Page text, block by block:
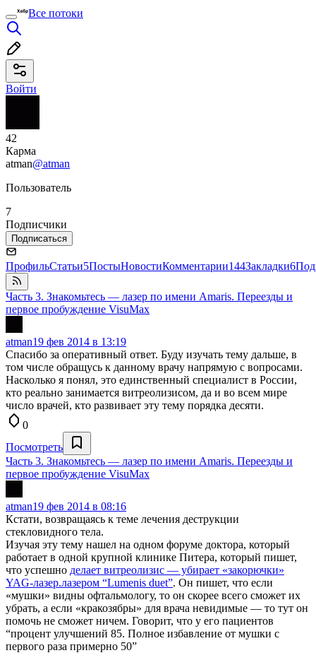
Все потоки
Войти
42
Карма
atman@atman
Пользователь
7
Подписчики
Подписаться
ПрофильСтатьи5ПостыНовостиКомментарии144Закладки6
Часть 3. Знакомьтесь — лазер по имени Amaris. Переезды и
первое пробуждение VisuMax
atman19 фев 2014 в 13:19
Спасибо за оперативный ответ. Буду изучать тему дальше, в
том числе обращусь к данному врачу напрямую с вопросами.
Насколько я понял, это единственный специалист в России,
кто реально занимается витреолизисом, да и во всем мире
число врачей, кто развивает эту тему порядка десяти.
0
Посмотреть
Часть 3. Знакомьтесь — лазер по имени Amaris. Переезды и
первое пробуждение VisuMax
atman19 фев 2014 в 08:16
Кстати, возвращаясь к теме лечения деструкции
стекловидного тела.
Изучая эту тему нашел на одном форуме доктора, который
работает в одной крупной клинике Питера, который пишет,
что успешно делает витреолизис — убирает «закорючки»
YAG-лазер.лазером “Lumenis duet”. Он пишет, что если
«мушки» видны офтальмологу, то он скорее всего сможет их
убрать, а если «кракозябры» для врача невидимые — то тут он
помочь не сможет ничем. Говорит, что у его пациентов
“процент улучшений 85. Полное избавление от мушки с
первого раза примерно 50”